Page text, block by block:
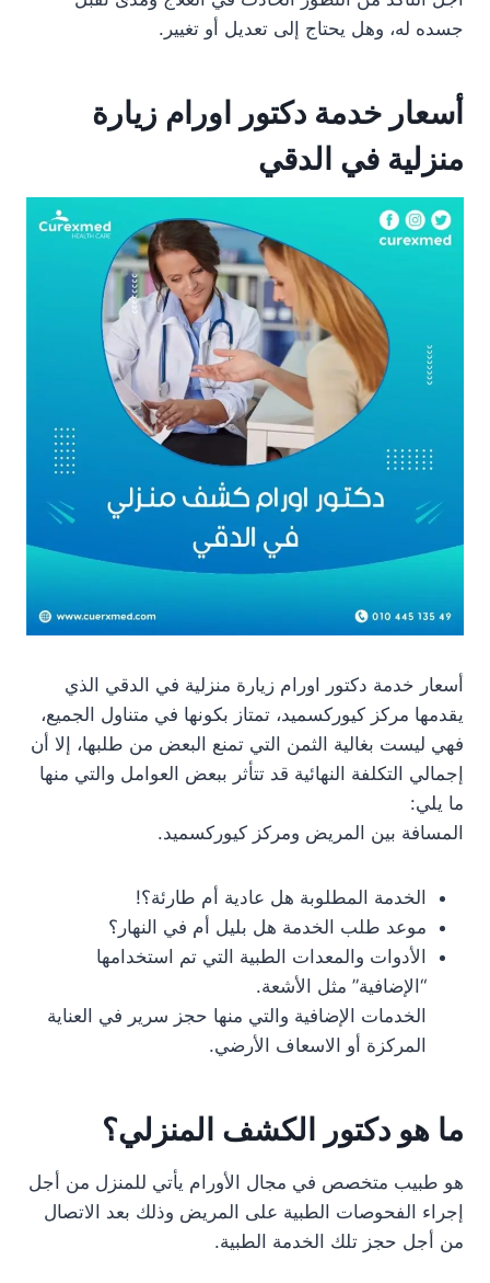
جسده له، وهل يحتاج إلى تعديل أو تغيير.
أسعار خدمة دكتور اورام زيارة
منزلية في الدقي
أسعار خدمة دكتور اورام زيارة منزلية في الدقي الذي
يقدمها مركز كيوركسميد، تمتاز بكونها في متناول الجميع،
فهي ليست بغالية الثمن التي تمنع البعض من طلبها، إلا أن
إجمالي التكلفة النهائية قد تتأثر ببعض العوامل والتي منها
ما يلي:
المسافة بين المريض ومركز كيوركسميد.
الخدمة المطلوبة هل عادية أم طارئة؟!
موعد طلب الخدمة هل بليل أم في النهار؟
الأدوات والمعدات الطبية التي تم استخدامها
“الإضافية” مثل الأشعة.
الخدمات الإضافية والتي منها حجز سرير في العناية
المركزة أو الاسعاف الأرضي.
ما هو دكتور الكشف المنزلي؟
هو طبيب متخصص في مجال الأورام يأتي للمنزل من أجل
إجراء الفحوصات الطبية على المريض وذلك بعد الاتصال
من أجل حجز تلك الخدمة الطبية.